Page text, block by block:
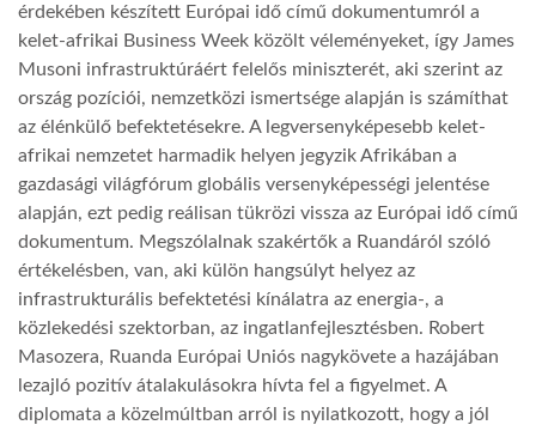
AFRIKA TUDÁSTÁR
A NAP SZÉPE
GLOBOZSARU
DOBRAVERO.HU
LATIMO.HU
érdekében készített Európai idő című dokumentumról a
kelet-afrikai Business Week közölt véleményeket, így James
Musoni infrastruktúráért felelős miniszterét, aki szerint az
ország pozíciói, nemzetközi ismertsége alapján is számíthat
az élénkülő befektetésekre. A legversenyképesebb kelet-
afrikai nemzetet harmadik helyen jegyzik Afrikában a
gazdasági világfórum globális versenyképességi jelentése
alapján, ezt pedig reálisan tükrözi vissza az Európai idő című
dokumentum. Megszólalnak szakértők a Ruandáról szóló
értékelésben, van, aki külön hangsúlyt helyez az
infrastrukturális befektetési kínálatra az energia-, a
közlekedési szektorban, az ingatlanfejlesztésben. Robert
Masozera, Ruanda Európai Uniós nagykövete a hazájában
lezajló pozitív átalakulásokra hívta fel a figyelmet. A
diplomata a közelmúltban arról is nyilatkozott, hogy a jól